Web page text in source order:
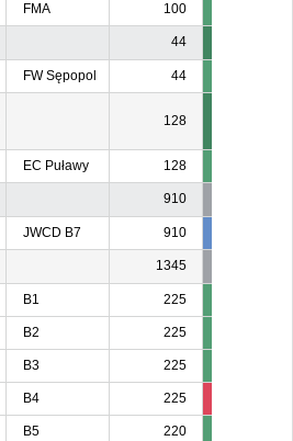
FMA 100
44
FW Sępopol
44
128
EC Puławy 128
910
JWCD B7 910
1345
B1 225
B2 225
B3 225
B4 225
B5 220